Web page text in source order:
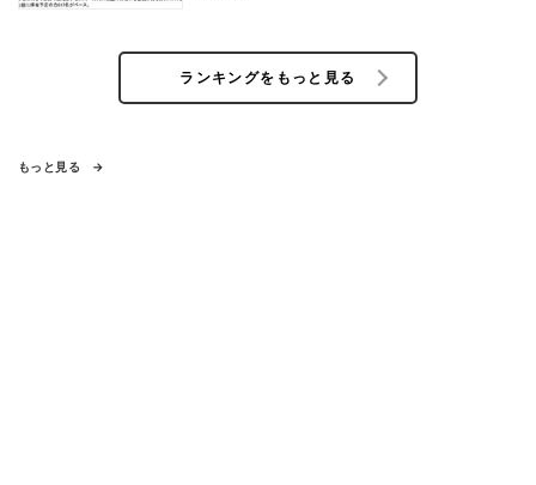
ランキングをもっと見る
もっと見る